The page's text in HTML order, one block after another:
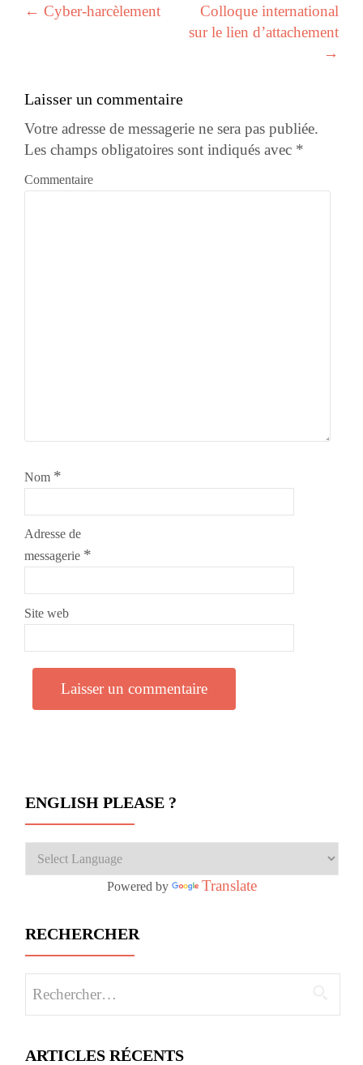
Navigation des articles
← Cyber-harcèlement
Colloque international
sur le lien d’attachement
→
Laisser un commentaire
Votre adresse de messagerie ne sera pas publiée.
Les champs obligatoires sont indiqués avec *
Commentaire
Nom *
Adresse de
messagerie *
Site web
ENGLISH PLEASE ?
Powered by Translate
RECHERCHER
ARTICLES RÉCENTS